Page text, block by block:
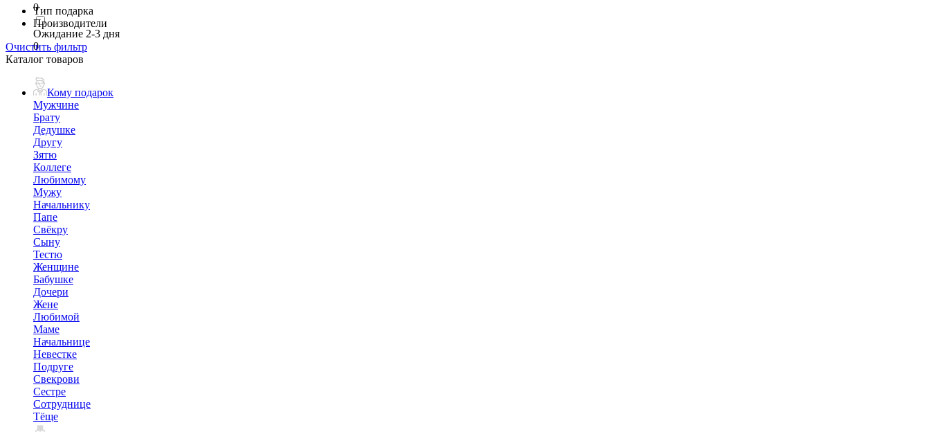
0
Ожидание 2-3 дня
0
Тип подарка
Производители
Очистить фильтр
Каталог товаров
Кому подарок
Мужчине
Брату
Дедушке
Другу
Зятю
Коллеге
Любимому
Мужу
Начальнику
Папе
Свёкру
Сыну
Тестю
Женщине
Бабушке
Дочери
Жене
Любимой
Маме
Начальнице
Невестке
Подруге
Свекрови
Сестре
Сотруднице
Тёще